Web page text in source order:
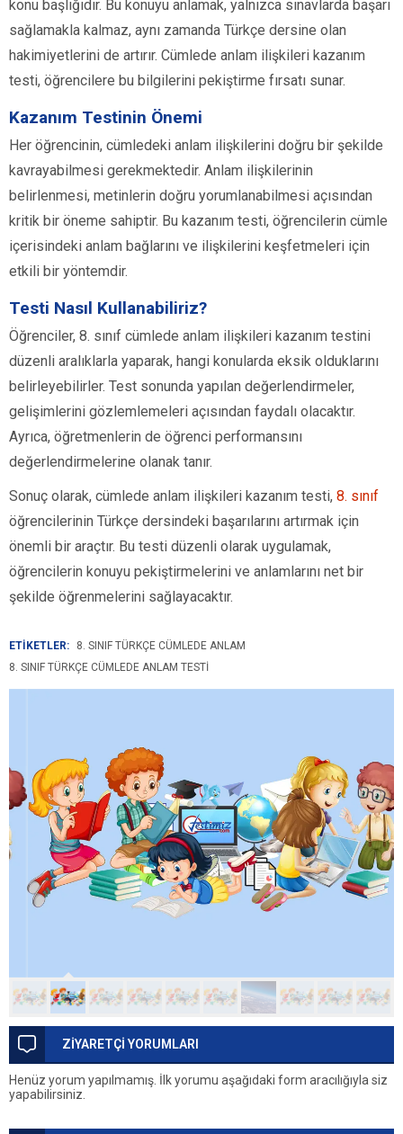
konu başlığıdır. Bu konuyu anlamak, yalnızca sınavlarda başarı
sağlamakla kalmaz, aynı zamanda Türkçe dersine olan
hakimiyetlerini de artırır. Cümlede anlam ilişkileri kazanım
testi, öğrencilere bu bilgilerini pekiştirme fırsatı sunar.
Kazanım Testinin Önemi
Her öğrencinin, cümledeki anlam ilişkilerini doğru bir şekilde
kavrayabilmesi gerekmektedir. Anlam ilişkilerinin
belirlenmesi, metinlerin doğru yorumlanabilmesi açısından
kritik bir öneme sahiptir. Bu kazanım testi, öğrencilerin cümle
içerisindeki anlam bağlarını ve ilişkilerini keşfetmeleri için
etkili bir yöntemdir.
Testi Nasıl Kullanabiliriz?
Öğrenciler, 8. sınıf cümlede anlam ilişkileri kazanım testini
düzenli aralıklarla yaparak, hangi konularda eksik olduklarını
belirleyebilirler. Test sonunda yapılan değerlendirmeler,
gelişimlerini gözlemlemeleri açısından faydalı olacaktır.
Ayrıca, öğretmenlerin de öğrenci performansını
değerlendirmelerine olanak tanır.
Sonuç olarak, cümlede anlam ilişkileri kazanım testi, 8. sınıf
öğrencilerinin Türkçe dersindeki başarılarını artırmak için
önemli bir araçtır. Bu testi düzenli olarak uygulamak,
öğrencilerin konuyu pekiştirmelerini ve anlamlarını net bir
şekilde öğrenmelerini sağlayacaktır.
ETİKETLER:
8. SINIF TÜRKÇE CÜMLEDE ANLAM
8. SINIF TÜRKÇE CÜMLEDE ANLAM TESTI
ZİYARETÇİ YORUMLARI
Henüz yorum yapılmamış. İlk yorumu aşağıdaki form aracılığıyla siz
yapabilirsiniz.